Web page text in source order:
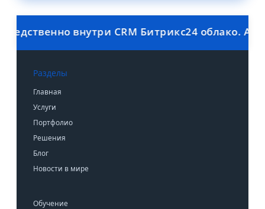
внутри CRM Битрикс24 облако.
Разделы
Главная
Услуги
Портфолио
Решения
Блог
Новости в мире
Обучение